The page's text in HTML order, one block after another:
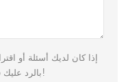
إذا كان لديك أسئلة أو
بالرد عليك في أقرب وقت ما نستطيع!